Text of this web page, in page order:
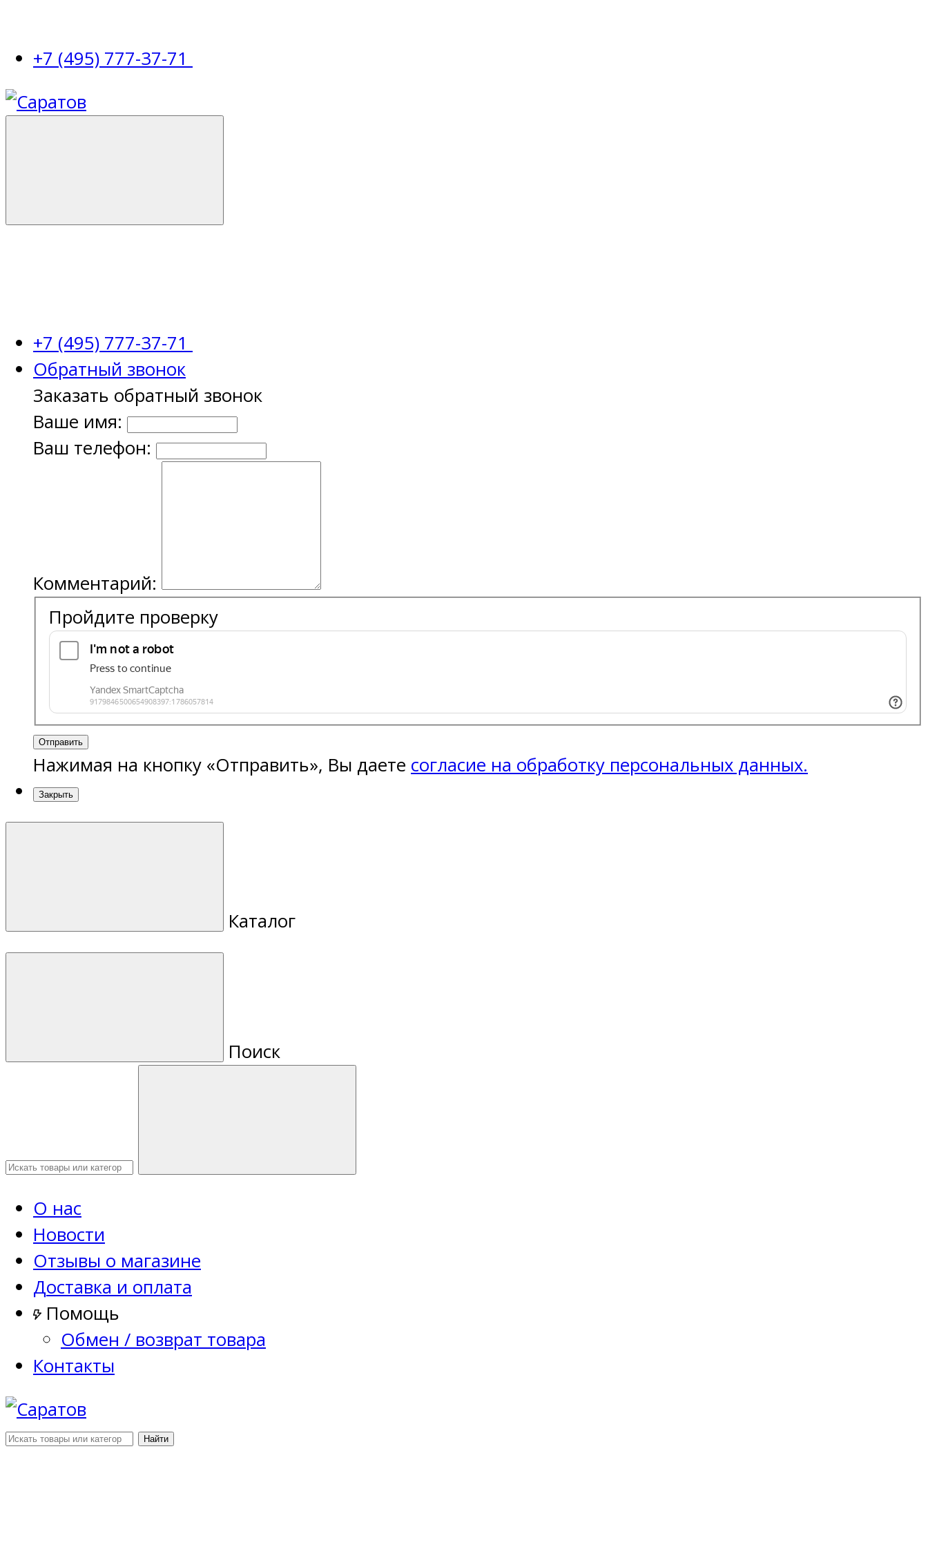
+7 (495) 777-37-71
+7 (495) 777-37-71
Обратный звонок
Заказать обратный звонок
Ваше имя:
Ваш телефон:
Комментарий:
Пройдите проверку
Отправить
Нажимая на кнопку «Отправить», Вы даете согласие на обработку персональных данных.
Закрыть
Каталог
Поиск
О нас
Новости
Отзывы о магазине
Доставка и оплата
Помощь
Обмен / возврат товара
Контакты
Найти